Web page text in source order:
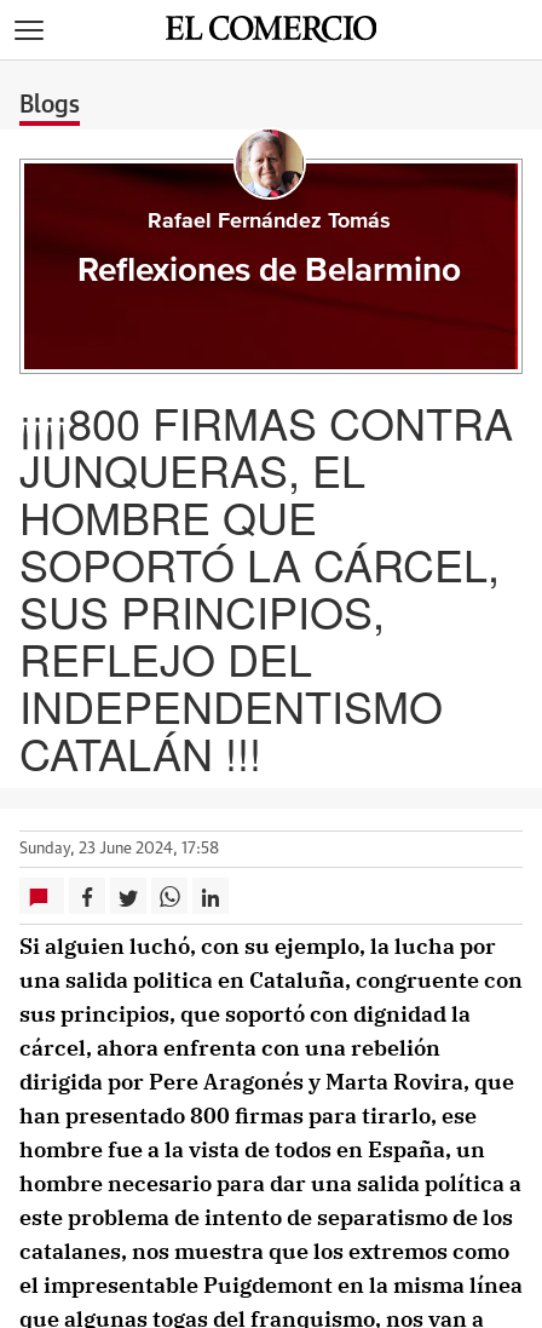
Blogs
Rafael Fernández Tomás
Reflexiones de Belarmino
¡¡¡¡800 FIRMAS CONTRA
JUNQUERAS, EL
HOMBRE QUE
SOPORTÓ LA CÁRCEL,
SUS PRINCIPIOS,
REFLEJO DEL
INDEPENDENTISMO
CATALÁN !!!
Sunday, 23 June 2024, 17:58
Si alguien luchó, con su ejemplo, la lucha por
una salida politica en Cataluña, congruente con
sus principios, que soportó con dignidad la
cárcel, ahora enfrenta con una rebelión
dirigida por Pere Aragonés y Marta Rovira, que
han presentado 800 firmas para tirarlo, ese
hombre fue a la vista de todos en España, un
hombre necesario para dar una salida política a
este problema de intento de separatismo de los
catalanes, nos muestra que los extremos como
el impresentable Puigdemont en la misma línea
que algunas togas del franquismo, nos van a